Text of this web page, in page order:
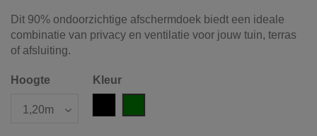
Dit 90% ondoorzichtige afschermdoek biedt een ideale
combinatie van privacy en ventilatie voor jouw tuin, terras
of afsluiting.
Hoogte
Kleur